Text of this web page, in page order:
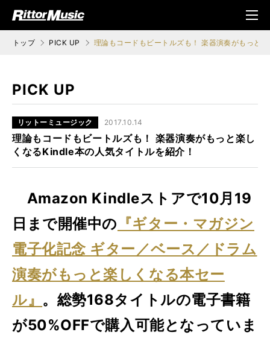
ジック (Rittor Musi
メニ
ュ
トップ PICK UP 理論もコードもビートルズも！ 楽器演奏がもっと
PICK UP
リットーミュージック 2017.10.14
理論もコードもビートルズも！ 楽器演奏がもっと楽し
くなるKindle本の人気タイトルを紹介！
Amazon Kindleストアで10月19
日まで開催中の 『ギター・マガジン
電子化記念 ギター／ベース／ドラム
演奏がもっと楽しくなる本セー
ル』 。総勢168タイトルの電子書籍
が50%OFFで購入可能となっていま